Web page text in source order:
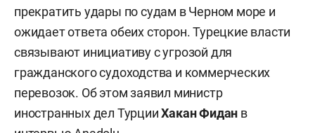
прекратить удары по судам в Черном море и
ожидает ответа обеих сторон. Турецкие власти
связывают инициативу с угрозой для
гражданского судоходства и коммерческих
перевозок. Об этом заявил министр
иностранных дел ТурцииХакан Фидан в